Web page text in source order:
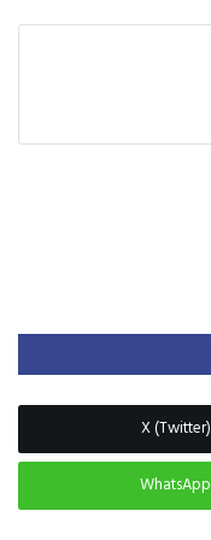
X (Twitter)
WhatsApp